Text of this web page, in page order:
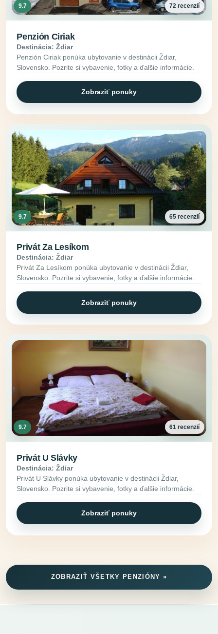
9.7 72 recenzií
Penzión Ciriak
Destinácia: Ždiar
Penzión Ciriak ponúka ubytovanie v destinácii Ždiar,
Slovensko. Pozrite si vybavenie, fotky a ďalšie informácie.
Zobraziť ponuky
9.7 65 recenzií
Privát Za Lesíkom
Destinácia: Ždiar
Privát Za Lesíkom ponúka ubytovanie v destinácii Ždiar,
Slovensko. Pozrite si vybavenie, fotky a ďalšie informácie.
Zobraziť ponuky
9.7 61 recenzií
Privát U Slávky
Destinácia: Ždiar
Privát U Slávky ponúka ubytovanie v destinácii Ždiar,
Slovensko. Pozrite si vybavenie, fotky a ďalšie informácie.
Zobraziť ponuky
ZOBRAZIŤ VŠETKY PENZIÓNY »